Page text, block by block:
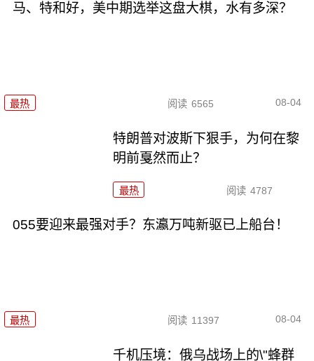
马、特和好，美中期选举这盘大棋，水有多深？
最热 阅读 6565 08-04
特朗普对波斯下狠手，为何在黎
明前戛然而止？
最热 阅读 4787
055要迎来最强对手？东瀛万吨新驱已上船台！
最热 阅读 11397 08-04
千机压境：俄乌战场上的\"蜂群